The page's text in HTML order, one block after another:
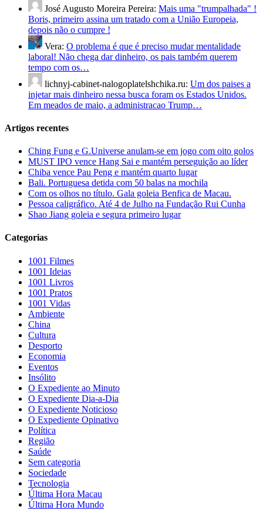
José Augusto Moreira Pereira: Mais uma "trumpalhada" !
Boris, primeiro assina um tratado com a União Europeia,
depois não o cumpre !
Vera: O problema é que é preciso mudar mentalidade
laboral! Não chega dar dinheiro, os pais também querem
tempo com os…
lichnyj-cabinet-nalogoplatelshchika.ru: Um dos paises a
injetar mais dinheiro nessa busca foram os Estados Unidos.
Em meados de maio, a administracao Trump…
Artigos recentes
Ching Fung e G.Universe anulam-se em jogo com oito golos
MUST IPO vence Hang Sai e mantém perseguição ao líder
Chiba vence Pau Peng e mantém quarto lugar
Bali. Portuguesa detida com 50 balas na mochila
Com os olhos no título. Gala goleia Benfica de Macau.
Pessoa caligráfico. Até 4 de Julho na Fundação Rui Cunha
Shao Jiang goleia e segura primeiro lugar
Categorias
1001 Filmes
1001 Ideias
1001 Livros
1001 Pratos
1001 Vidas
Ambiente
China
Cultura
Desporto
Economia
Eventos
Insólito
O Expediente ao Minuto
O Expediente Dia-a-Dia
O Expediente Noticioso
O Expediente Opinativo
Política
Região
Saúde
Sem categoria
Sociedade
Tecnologia
Última Hora Macau
Última Hora Mundo